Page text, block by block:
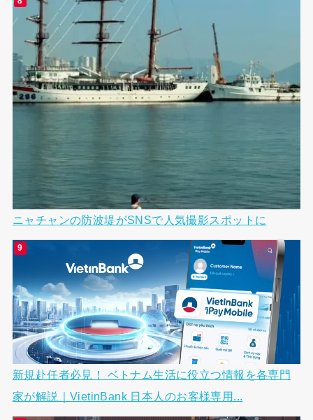
ニャチャンの防波堤がSNSで人気撮影スポットに
新規赴任者必見！ ベトナム生活に役立つ情報を各専門
家が解説｜VietinBank 日本人のお客様専用...